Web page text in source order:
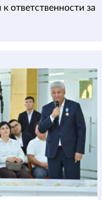
ответственности за